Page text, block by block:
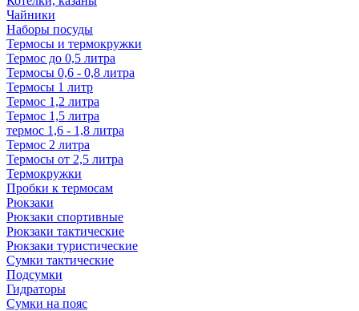
Чайники
Наборы посуды
Термосы и термокружки
Термос до 0,5 литра
Термосы 0,6 - 0,8 литра
Термосы 1 литр
Термос 1,2 литра
Термос 1,5 литра
термос 1,6 - 1,8 литра
Термос 2 литра
Термосы от 2,5 литра
Термокружки
Пробки к термосам
Рюкзаки
Рюкзаки спортивные
Рюкзаки тактические
Рюкзаки туристические
Сумки тактические
Подсумки
Гидраторы
Сумки на пояс